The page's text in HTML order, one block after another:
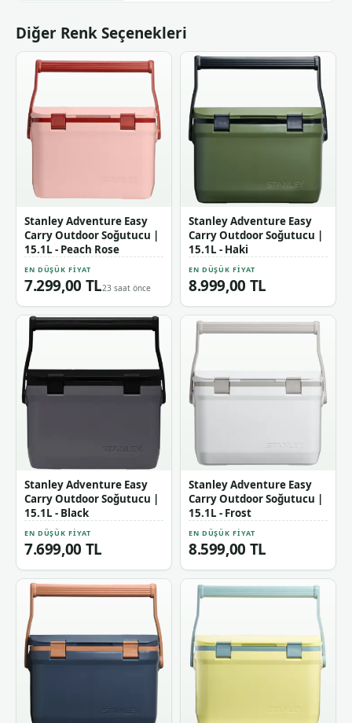
Diğer Renk Seçenekleri
Stanley Adventure Easy
Carry Outdoor Soğutucu |
15.1L - Peach Rose
EN DÜŞÜK FIYAT
7.299,00 TL23 saat önce
Stanley Adventure Easy
Carry Outdoor Soğutucu |
15.1L - Haki
EN DÜŞÜK FIYAT
8.999,00 TL
Stanley Adventure Easy
Carry Outdoor Soğutucu |
15.1L - Black
EN DÜŞÜK FIYAT
7.699,00 TL
Stanley Adventure Easy
Carry Outdoor Soğutucu |
15.1L - Frost
EN DÜŞÜK FIYAT
8.599,00 TL